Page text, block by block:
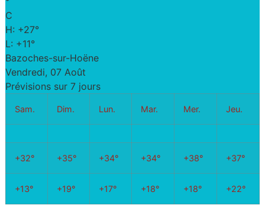
C
H: +27°
L: +11°
Bazoches-sur-Hoëne
Vendredi, 07 Août
Prévisions sur 7 jours
Sam. Dim. Lun. Mar. Mer. Jeu.
+32° +35° +34° +34° +38° +37°
+13° +19° +17° +18° +18° +22°